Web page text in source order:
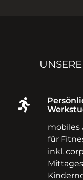
mobiles
für
inkl.